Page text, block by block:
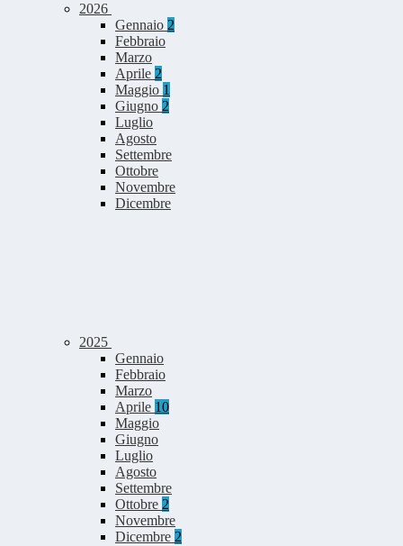
2026
Gennaio 2
Febbraio
Marzo
Aprile 2
Maggio 1
Giugno 2
Luglio
Agosto
Settembre
Ottobre
Novembre
Dicembre
2025
Gennaio
Febbraio
Marzo
Aprile 10
Maggio
Giugno
Luglio
Agosto
Settembre
Ottobre 2
Novembre
Dicembre 2